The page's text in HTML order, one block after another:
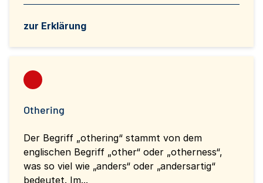
zur Erklärung
Othering
Der Begriff „othering“ stammt von dem
englischen Begriff „other“ oder „otherness“,
was so viel wie „anders“ oder „andersartig“
bedeutet. Im...